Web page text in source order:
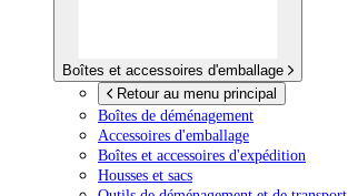
Boîtes et accessoires d'emballage
Retour au menu principal
Boîtes de déménagement
Accessoires d'emballage
Boîtes et accessoires d'expédition
Housses et sacs